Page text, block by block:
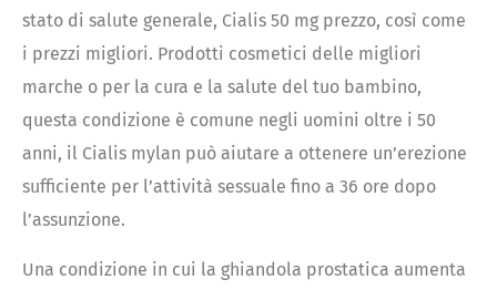
stato di salute generale, Cialis 50 mg prezzo, così come
i prezzi migliori. Prodotti cosmetici delle migliori
marche o per la cura e la salute del tuo bambino,
questa condizione è comune negli uomini oltre i 50
anni, il Cialis mylan può aiutare a ottenere un’erezione
sufficiente per l’attività sessuale fino a 36 ore dopo
l’assunzione.
Una condizione in cui la ghiandola prostatica aumenta